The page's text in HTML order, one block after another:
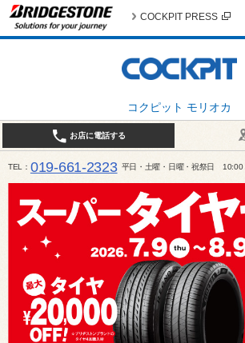
コクピット モリオカ
COCKPIT PRESS
お店に電話する
TEL 019-661-2323 平日・土曜・日曜・祝祭日 10:00